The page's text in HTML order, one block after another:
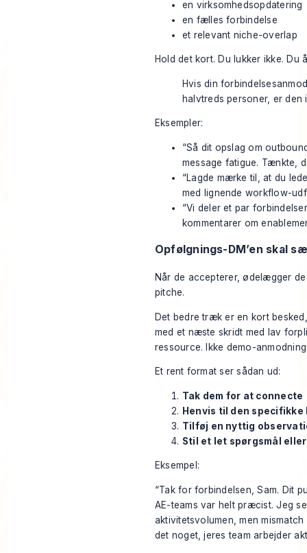
en virksomhedsopdatering
en fælles forbindelse
et relevant niche-overlap
Hold det kort. Du lukker ikke. Du
Hvis din
halvtreds personer, er den
Eksempler:
“Så dit opslag om
message fatigue. Tænkte,
“Lagde mærke til, at du
med lignende workflow-
“Vi deler et par
kommentarer om
Opfølgnings-DM’en skal
Når de accepterer, ødelægger
pitche.
Det bedre træk er en kort
med et næste skridt med lav
ressource. Ikke demo-
Et rent format ser sådan ud:
Tak dem for at connecte
Henvis til den
Tilføj en nyttig
Stil et let spørgsmål
Eksempel:
“Tak for forbindelsen, Sam. Dit
AE-teams var helt præcist. Jeg
aktivitetsvolumen, men
det noget, jeres team arbejder